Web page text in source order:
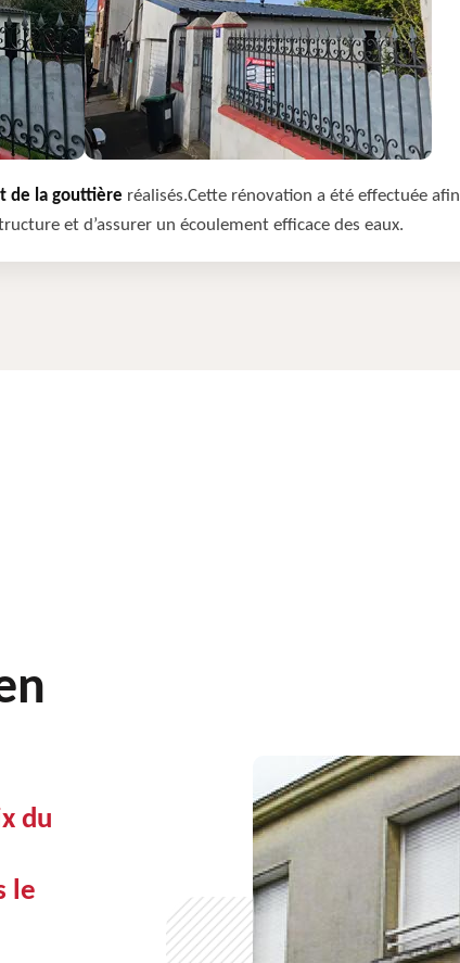
de la gouttière réalisés.Cette rénovation a été effectuée afin
et d’assurer un écoulement efficace des eaux.
du
le